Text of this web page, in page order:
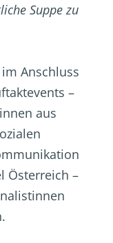
Suppe zu
im Anschluss
–
aus
Österreich –